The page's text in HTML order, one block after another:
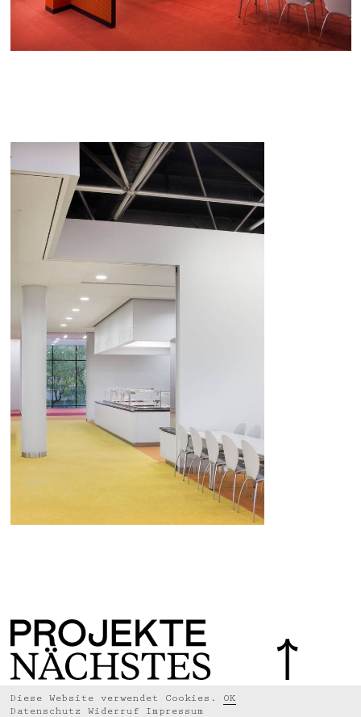
Diese Website verwendet Cookies.
OK
Datenschutz Widerruf Impressum